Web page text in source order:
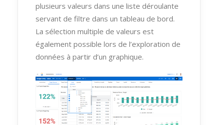
plusieurs valeurs dans une liste déroulante
servant de filtre dans un tableau de bord.
La sélection multiple de valeurs est
également possible lors de l’exploration de
données à partir d’un graphique.